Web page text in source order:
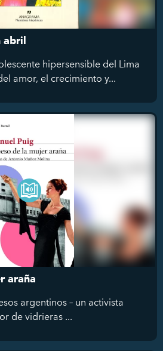
abril
hipersensible del Lima
amor, el crecimiento y...
araña
argentinos – un activista
de vidrieras ...